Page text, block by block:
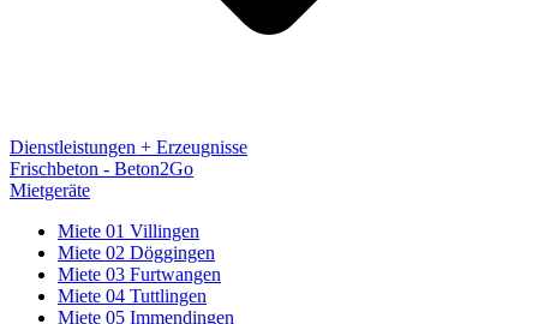
Dienstleistungen + Erzeugnisse
Frischbeton - Beton2Go
Mietgeräte
Miete 01 Villingen
Miete 02 Döggingen
Miete 03 Furtwangen
Miete 04 Tuttlingen
Miete 05 Immendingen